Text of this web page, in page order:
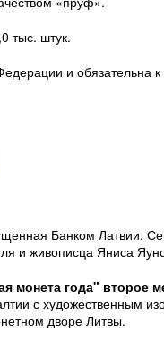
тыс. штук.
и обязательна
Банком Латвии.
и живописца Яниса
монета года" второе
с художественным
дворе Литвы.